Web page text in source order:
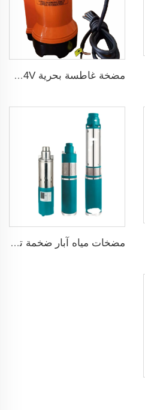
مضخة غاطسة بحرية 12/24V لتصريف المياه
مضخات مياه آبار ضخمة تعمل بالطاقة الشمسية